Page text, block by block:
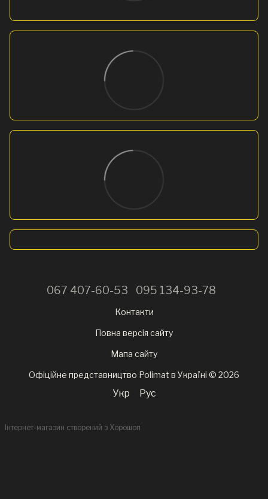
067 407-60-53 095 134-93-78
Контакти
Повна версія сайту
Мапа сайту
Офіційне представництво Polimat в Україні © 2026
Укр Рус
Інтернет-магазин створений з Хорошоп